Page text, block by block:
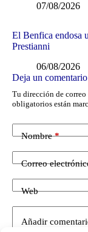
07/08/2026
El Benfica endosa
Prestianni
06/08/2026
Deja un comentario
Tu dirección de
obligatorios están
Nombre*
Correo
Web
Añadir